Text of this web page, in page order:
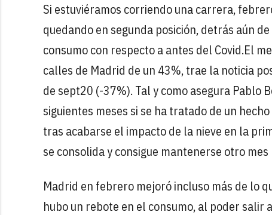
Si estuviéramos corriendo una carrera,
quedando en segunda posición, detrás aún
consumo con respecto a antes del Covid.El
calles de Madrid de un 43%, trae la noticia
de sept20 (-37%). Tal y como asegura Pablo
siguientes meses si se ha tratado de un
tras acabarse el impacto de la nieve en la
se consolida y consigue mantenerse otro mes
Madrid en febrero mejoró incluso más de lo
hubo un rebote en el consumo, al poder